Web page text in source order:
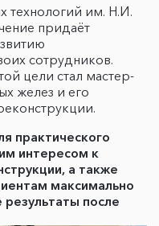
технологий им. Н.И.
придаёт
сотрудников.
цели стал мастер-
желез и его
практического
интересом к
а также
максимально
результаты после